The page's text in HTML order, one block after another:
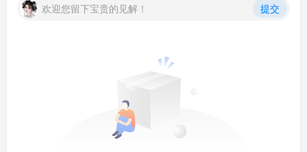
欢迎您留下宝贵的见解！ 提交